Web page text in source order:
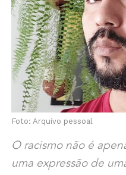
Foto: Arquivo pessoal
O racismo não é
uma expressão de